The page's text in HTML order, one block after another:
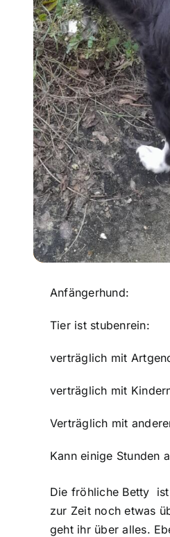
Anfängerhund:
Tier ist stubenrein:
verträglich mit
verträglich mit
Verträglich mit
Kann einige Stunden
Die fröhliche Betty
zur Zeit noch etwas
geht ihr über alles.